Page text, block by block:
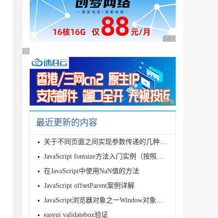
广告 商业广告，理性
广告 商业广告，理性选择
广告 商业广告，理性
最近更新的内容
关于不同页面之间实现参数传递的几种方式讨论
JavaScript fontsize方法入门实例（按照指定的尺寸来显示字符
在JavaScript中使用NaN值的方法
JavaScript offsetParent案例详解
JavaScript浏览器对象之一Window对象详解
easyui validatebox验证